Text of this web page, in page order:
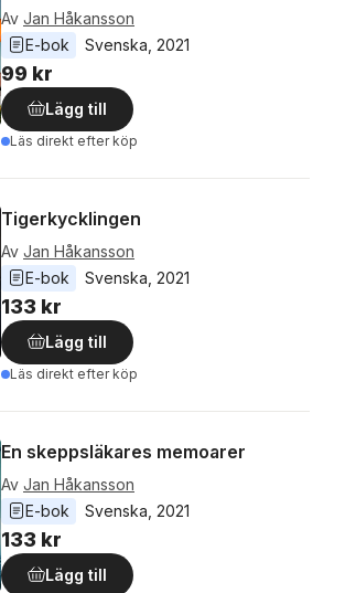
Av Jan Håkansson
E-bok
Svenska 2021
99 kr
Lägg till
Läs direkt efter köp
Tigerkycklingen
Av Jan Håkansson
E-bok
Svenska 2021
133 kr
Lägg till
Läs direkt efter köp
En skeppsläkares memoarer
Av Jan Håkansson
E-bok
Svenska 2021
133 kr
Lägg till